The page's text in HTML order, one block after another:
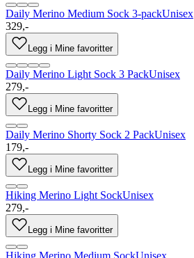
Daily Merino Medium Sock 3-packUnisex
329,-
Legg i Mine favoritter
Daily Merino Light Sock 3 PackUnisex
279,-
Legg i Mine favoritter
Daily Merino Shorty Sock 2 PackUnisex
179,-
Legg i Mine favoritter
Hiking Merino Light SockUnisex
279,-
Legg i Mine favoritter
Hiking Merino Medium SockUnisex